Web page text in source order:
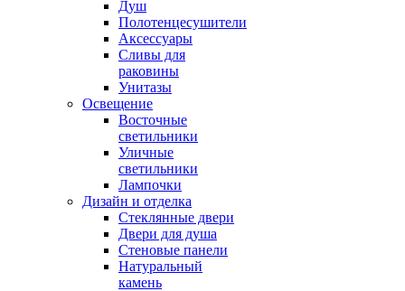
Душ
Полотенцесушители
Аксессуары
Сливы для
раковины
Унитазы
Освещение
Восточные
светильники
Уличные
светильники
Лампочки
Дизайн и отделка
Стеклянные двери
Двери для душа
Стеновые панели
Натуральный
камень